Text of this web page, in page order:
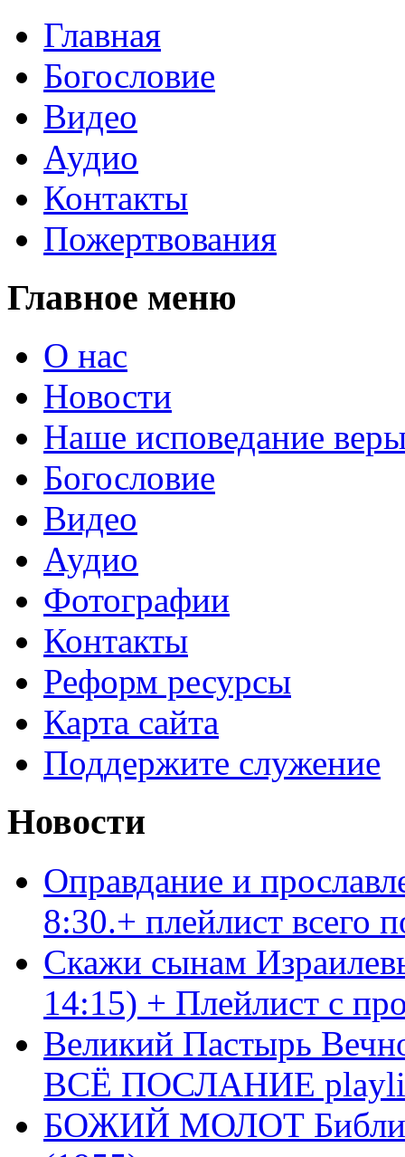
Главная
Богословие
Видео
Аудио
Контакты
Пожертвования
Главное меню
О нас
Новости
Наше исповедание
Богословие
Видео
Аудио
Фотографии
Контакты
Реформ ресурсы
Карта сайта
Поддержите служение
Новости
Оправдание и
8:30.+ плейлист
Скажи сынам
14:15) + Плейлист с
Великий Пастырь
ВСЁ ПОСЛАНИЕ
БОЖИЙ МОЛОТ Библия